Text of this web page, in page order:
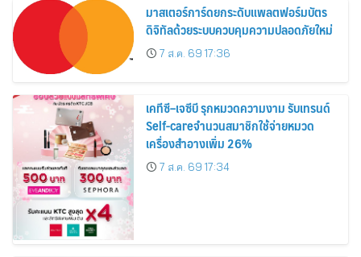
มาสเตอร์การ์ดยกระดับแพลตฟอร์มบัตร
ดิจิทัลด้วยระบบควบคุมความปลอดภัยใหม่
7 ส.ค. 69 17:36
เคทีซี–เจซีบี รุกหมวดความงาม รับเทรนด์
Self-careจำนวนสมาชิกใช้จ่ายหมวด
เครื่องสำอางเพิ่ม 26%
7 ส.ค. 69 17:34